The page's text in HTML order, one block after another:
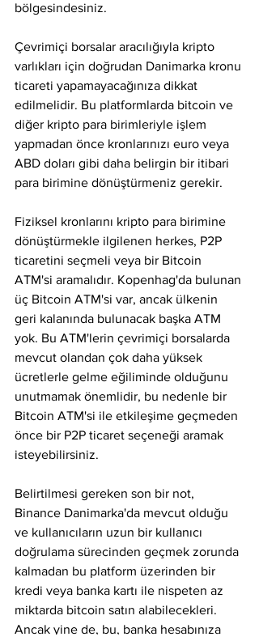
bölgesindesiniz.
Çevrimiçi borsalar aracılığıyla kripto
varlıkları için doğrudan Danimarka kronu
ticareti yapamayacağınıza dikkat
edilmelidir. Bu platformlarda bitcoin ve
diğer kripto para birimleriyle işlem
yapmadan önce kronlarınızı euro veya
ABD doları gibi daha belirgin bir itibari
para birimine dönüştürmeniz gerekir.
Fiziksel kronlarını kripto para birimine
dönüştürmekle ilgilenen herkes, P2P
ticaretini seçmeli veya bir Bitcoin
ATM'si aramalıdır. Kopenhag'da bulunan
üç Bitcoin ATM'si var, ancak ülkenin
geri kalanında bulunacak başka ATM
yok. Bu ATM'lerin çevrimiçi borsalarda
mevcut olandan çok daha yüksek
ücretlerle gelme eğiliminde olduğunu
unutmamak önemlidir, bu nedenle bir
Bitcoin ATM'si ile etkileşime geçmeden
önce bir P2P ticaret seçeneği aramak
isteyebilirsiniz.
Belirtilmesi gereken son bir not,
Binance Danimarka'da mevcut olduğu
ve kullanıcıların uzun bir kullanıcı
doğrulama sürecinden geçmek zorunda
kalmadan bu platform üzerinden bir
kredi veya banka kartı ile nispeten az
miktarda bitcoin satın alabilecekleri.
Ancak yine de, bu, banka hesabınıza